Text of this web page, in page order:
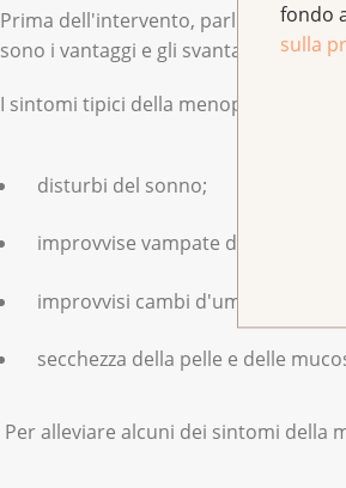
fondo
sulla
Prima dell'intervento, parli con il
sono i vantaggi e gli svantaggi nel
I sintomi tipici della menopausa sono i
disturbi del sonno;
improvvise vampate di calore;
improvvisi cambi d'umore;
secchezza della pelle e delle
Per alleviare alcuni dei sintomi della